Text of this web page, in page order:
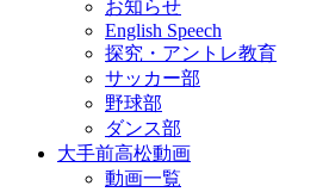
お知らせ
English Speech
探究・アントレ教育
サッカー部
野球部
ダンス部
大手前高松動画
動画一覧